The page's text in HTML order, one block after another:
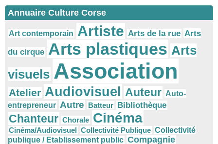
Annuaire Culture Corse
Art contemporain Artiste Arts de la rue Arts
du cirque Arts plastiques Arts
visuels Association
Atelier Audiovisuel Auteur Auto-
entrepreneur Autre Batteur Bibliothèque
Chanteur Chorale Cinéma
Cinéma/Audiovisuel Collectivité Publique Collectivité
publique / Etablissement public Compagnie